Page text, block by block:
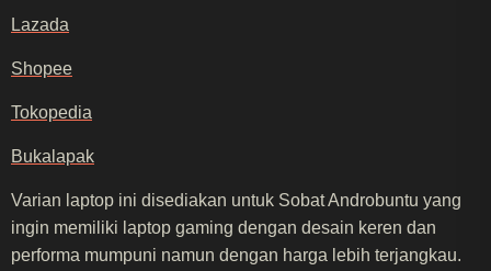
Lazada
Shopee
Tokopedia
Bukalapak
Varian laptop ini disediakan untuk Sobat Androbuntu yang
ingin memiliki laptop gaming dengan desain keren dan
performa mumpuni namun dengan harga lebih terjangkau.